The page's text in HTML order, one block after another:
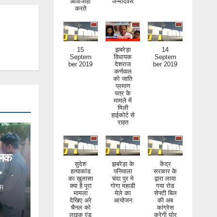
ने
15
Septem
ber 2019
झबरेड़ा
विधायक
देशराज
कर्णवाल
को जाति
प्रमाण
पत्र के
मामले में
मिली
हाईकोर्ट से
राहत
14
Septem
ber 2019
सुदेश
हत्याकांड
का खुलासा
क्या है पूरा
मामला
देखिए अरे
चैनल को
लाइक एंड
सब्सक्राइ
ब जरूर
झबरेड़ा के
पनियाला
चंदा पुर मे
गोगा महाडी
मेले का
आयोजन
केंद्र
सरकार के
द्वारा लाया
गया रोड
सेफ्टी बिल
की अब
कांग्रेस
करेगी घोर
निंदा